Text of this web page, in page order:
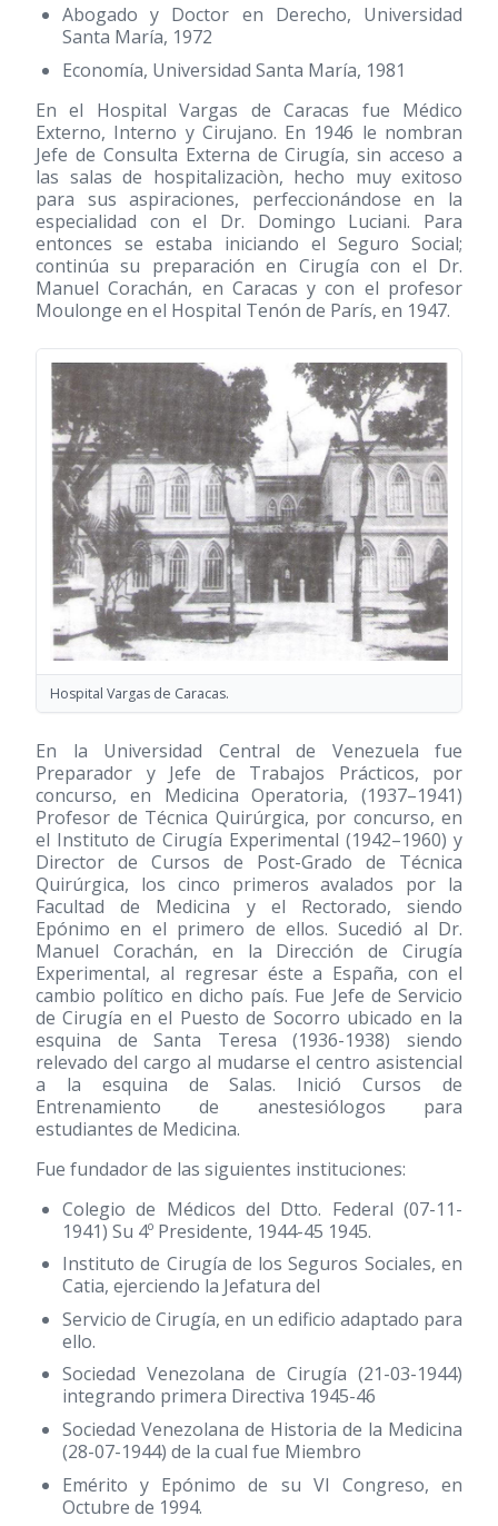
Abogado y Doctor en Derecho, Universidad
Santa María, 1972
Economía, Universidad Santa María, 1981
En el Hospital Vargas de Caracas fue Médico
Externo, Interno y Cirujano. En 1946 le nombran
Jefe de Consulta Externa de Cirugía, sin acceso a
las salas de hospitalizaciòn, hecho muy exitoso
para sus aspiraciones, perfeccionándose en la
especialidad con el Dr. Domingo Luciani. Para
entonces se estaba iniciando el Seguro Social;
continúa su preparación en Cirugía con el Dr.
Manuel Corachán, en Caracas y con el profesor
Moulonge en el Hospital Tenón de París, en 1947.
Hospital Vargas de Caracas.
En la Universidad Central de Venezuela fue
Preparador y Jefe de Trabajos Prácticos, por
concurso, en Medicina Operatoria, (1937–1941)
Profesor de Técnica Quirúrgica, por concurso, en
el Instituto de Cirugía Experimental (1942–1960) y
Director de Cursos de Post-Grado de Técnica
Quirúrgica, los cinco primeros avalados por la
Facultad de Medicina y el Rectorado, siendo
Epónimo en el primero de ellos. Sucedió al Dr.
Manuel Corachán, en la Dirección de Cirugía
Experimental, al regresar éste a España, con el
cambio político en dicho país. Fue Jefe de Servicio
de Cirugía en el Puesto de Socorro ubicado en la
esquina de Santa Teresa(1936-1938) siendo
relevado del cargo al mudarse el centro asistencial
a la esquina de Salas. Inició Cursos de
Entrenamiento de anestesiólogos para
estudiantes de Medicina.
Fue fundador de las siguientes instituciones:
Colegio de Médicos del Dtto. Federal (07-11-
1941) Su 4º Presidente, 1944-45 1945.
Instituto de Cirugía de los Seguros Sociales, en
Catia, ejerciendo la Jefatura del
Servicio de Cirugía, en un edificio adaptado para
ello.
Sociedad Venezolana de Cirugía (21-03-1944)
integrando primera Directiva 1945-46
Sociedad Venezolana de Historia de la Medicina
(28-07-1944) de la cual fue Miembro
Emérito y Epónimo de su VI Congreso, en
Octubre de 1994.